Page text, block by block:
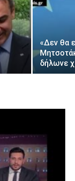
«Δεν θα
δήλωνε